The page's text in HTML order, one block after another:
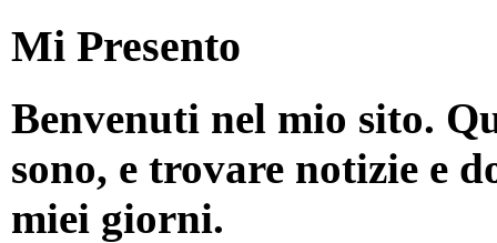
Mi Presento
Benvenuti nel mio sito.
sono, e trovare notizie e
miei giorni.